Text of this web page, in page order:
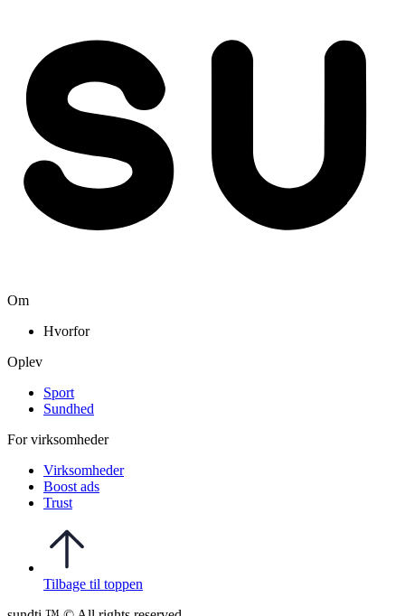
Om
Hvorfor
Oplev
Sport
Sundhed
For virksomheder
Virksomheder
Boost ads
Trust
Tilbage til toppen